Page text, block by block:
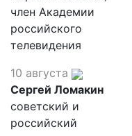
член Академии
российского
телевидения
10 августа
Сергей Ломакин
советский и
российский